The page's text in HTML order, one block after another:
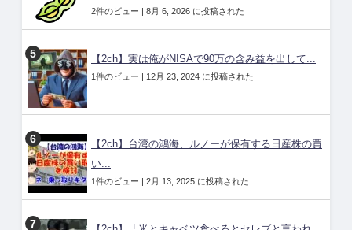
2件のビュー | 8月 6, 2026 に投稿された
【2ch】実は俺がNISAで90万の含み益を出して...
1件のビュー | 12月 23, 2024 に投稿された
【2ch】台湾の鴻海、ルノーが保有する日産株の買
い...
1件のビュー | 2月 13, 2025 に投稿された